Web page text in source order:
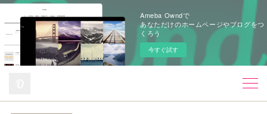
Ameba Owndで
あなただけのホームページやブログをつ
くろう
今すぐ試す